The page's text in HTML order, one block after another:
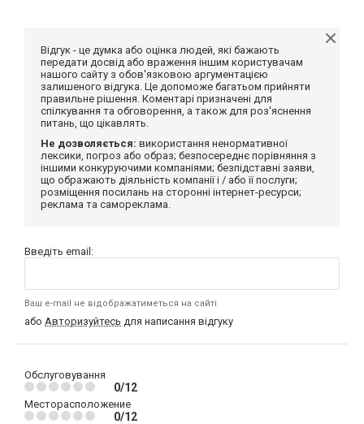
Відгук - це думка або оцінка людей, які бажають
передати досвід або враження іншим користувачам
нашого сайту з обов'язковою аргументацією
залишеного відгука. Це допоможе багатьом прийняти
правильне рішення. Коментарі призначені для
спілкування та обговорення, а також для роз'яснення
питань, що цікавлять.
Не дозволяється: використання ненормативної
лексики, погроз або образ; безпосереднє порівняння з
іншими конкуруючими компаніями; безпідставні заяви,
що ображають діяльність компанії і / або її послуги;
розміщення посилань на сторонні інтернет-ресурси;
реклама та самореклама.
Введіть email:
Ваш e-mail не відображатиметься на сайті
або Авторизуйтесь для написання відгуку
Обслуговування
0/12
Месторасположение
0/12